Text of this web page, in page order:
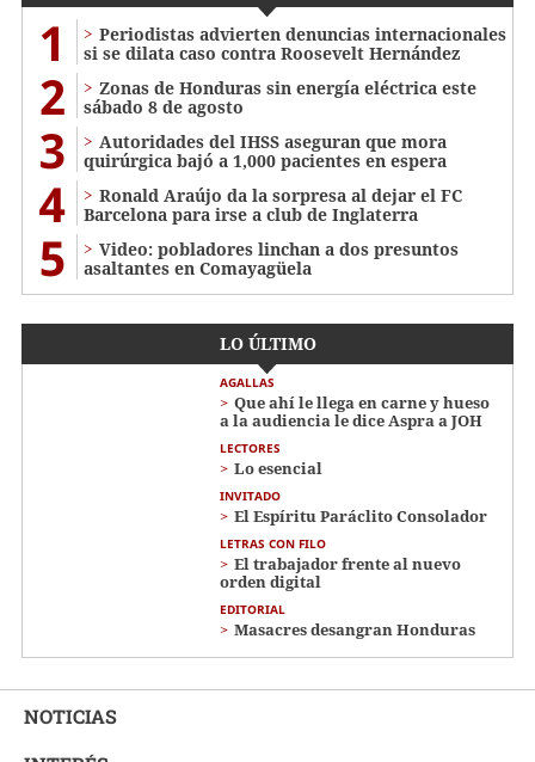
1
Periodistas advierten denuncias internacionales
si se dilata caso contra Roosevelt Hernández
2
Zonas de Honduras sin energía eléctrica este
sábado 8 de agosto
3
Autoridades del IHSS aseguran que mora
quirúrgica bajó a 1,000 pacientes en espera
4
Ronald Araújo da la sorpresa al dejar el FC
Barcelona para irse a club de Inglaterra
5
Video: pobladores linchan a dos presuntos
asaltantes en Comayagüela
LO ÚLTIMO
AGALLAS
Que ahí le llega en carne y hueso
a la audiencia le dice Aspra a JOH
LECTORES
Lo esencial
INVITADO
El Espíritu Paráclito Consolador
LETRAS CON FILO
El trabajador frente al nuevo
orden digital
EDITORIAL
Masacres desangran Honduras
NOTICIAS